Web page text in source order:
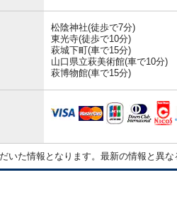
松陰神社(徒歩で7分)
東光寺(徒歩で10分)
萩城下町(車で15分)
山口県立萩美術館(車で10分)
萩博物館(車で15分)
いた情報となります。最新の情報と異